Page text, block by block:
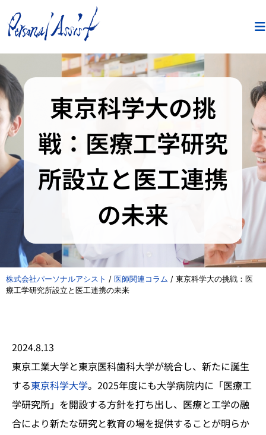
東京科学大の挑
戦：医療工学研究
所設立と医工連携
の未来
株式会社パーソナルアシスト / 医師関連コラム / 東京科学大の挑戦：医
療工学研究所設立と医工連携の未来
2024.8.13
東京工業大学と東京医科歯科大学が統合し、新たに誕生
する東京科学大学。2025年度にも大学病院内に「医療工
学研究所」を開設する方針を打ち出し、医療と工学の融
合により新たな研究と教育の場を提供することが明らか